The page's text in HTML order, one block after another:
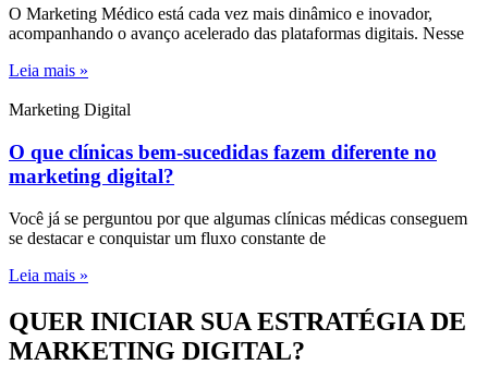
O Marketing Médico está cada vez mais dinâmico e inovador,
acompanhando o avanço acelerado das plataformas digitais. Nesse
Leia mais »
Marketing Digital
O que clínicas bem-sucedidas fazem diferente no
marketing digital?
Você já se perguntou por que algumas clínicas médicas conseguem
se destacar e conquistar um fluxo constante de
Leia mais »
QUER INICIAR SUA ESTRATÉGIA DE
MARKETING DIGITAL?